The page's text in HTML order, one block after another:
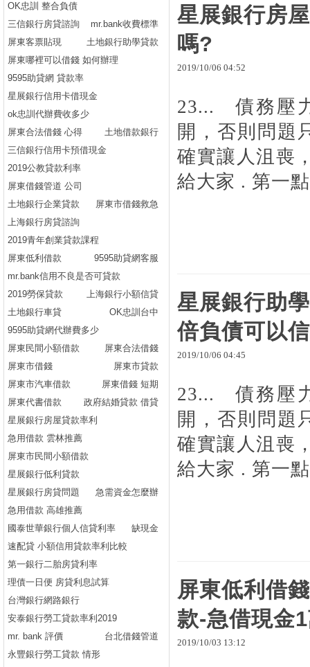
星展銀行房
嗎?
2019/10/06 04:52
23... 債務壓
開，否則問題
確實讓人沮喪
給大家 . 第一
星展銀行助
倍負債可以
2019/10/06 04:45
23... 債務壓
開，否則問題
確實讓人沮喪
給大家 . 第一
屏東低利借
款-急借現金
2019/10/03 13:12
OK忠訓 整合負債
三信銀行房貸諮詢
mr.bank收費標準
屏東客票貼現
土地銀行助學貸款
屏東哪裡可以借錢 如何辦理
9595助貸網 貸款率
星展銀行信用卡借現金
ok忠訓代辦費收多少
屏東合法借錢 心得
土地借款銀行
三信銀行信用卡預借現金
2019公教貸款利率
屏東借錢管道 公司
土地銀行企業貸款
屏東市借錢救急
上海銀行房貸諮詢
2019青年創業貸款課程
屏東低利借款
9595助貸網客服
mr.bank信用不良是否可貸款
2019勞保貸款
上海銀行小額信貸
土地銀行車貸
OK忠訓台中
9595助貸網代辦費多少
屏東民間小額借款
屏東合法借錢
屏東市借錢
屏東市貸款
屏東市汽車借款
屏東借錢 短期
屏東代書借款
政府結婚貸款 借貸
星展銀行房屋貸款率利
急用借款 雲林推薦
屏東市民間小額借款
星展銀行低利貸款
星展銀行房貸問題
急需資金怎麼辦
急用借款 高雄推薦
國泰世華銀行個人信貸利率
缺現金
速配貸 小額信用貸款率利比較
第一銀行二胎房貸利率
理債一日便 房貸利息試算
台灣銀行網路銀行
安泰銀行勞工貸款率利2019
mr. bank 評價
台北借錢管道
永豐銀行勞工貸款 情形